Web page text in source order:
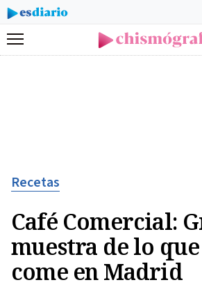
Menú
Recetas
Café Comercial:
muestra de lo
come en Madrid